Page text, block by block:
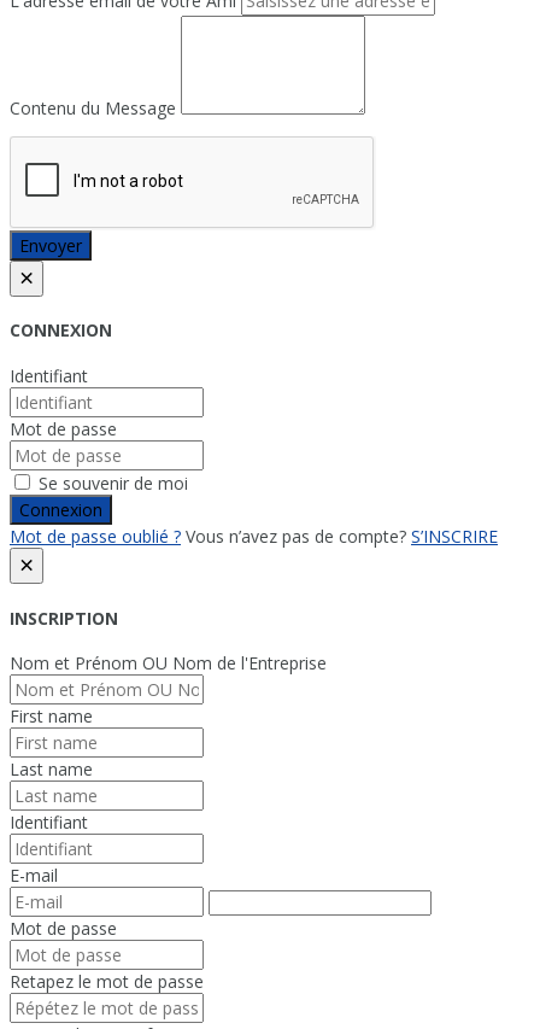
Contenu du Message
Envoyer
×
CONNEXION
Identifiant
Mot de passe
Se souvenir de moi
Connexion
Mot de passe oublié ? Vous n’avez pas de compte? S’INSCRIRE
×
INSCRIPTION
Nom et Prénom OU Nom de l'Entreprise
First name
Last name
Identifiant
E-mail
Mot de passe
Retapez le mot de passe